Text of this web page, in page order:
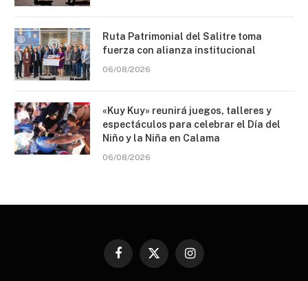
Ruta Patrimonial del Salitre toma
fuerza con alianza institucional
06/08/2026
«Kuy Kuy» reunirá juegos, talleres y
espectáculos para celebrar el Día del
Niño y la Niña en Calama
06/08/2026
Facebook
X
Instagram